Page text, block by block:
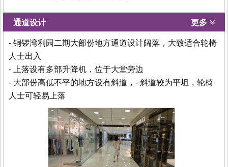
通道设计 更多
- 铜锣湾利园二期大部份地方通道设计阔落，大致适合轮椅
人士出入
- 上落设有多部升降机，位于大堂旁边
- 大部份高低不平的地方设有斜道，- 斜道较为平坦，轮椅
人士可轻易上落